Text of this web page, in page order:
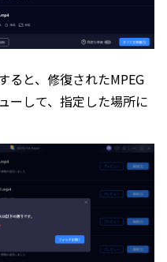
ると、修復されたMPEG
ーして、指定した場所に